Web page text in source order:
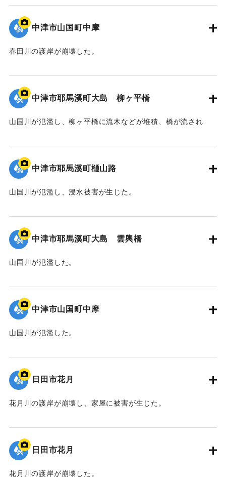
｜固有コード:09922043
中津市山国町中摩
春田川の護岸が崩壊した。
｜固有コード:09922042
中津市耶馬溪町大島 柳ヶ平橋
山国川が氾濫し、柳ヶ平橋に流木などが堆積、橋が流され
｜固有コード:
中津市耶馬溪町樋山路
山国川が氾濫し、浸水被害が生じた。
｜固有コード:09922040
中津市耶馬溪町大島 雲輿橋
山国川が氾濫した。
｜固有コード:09922039
中津市山国町中摩
山国川が氾濫した。
｜固有コード:09922038
日田市花月
花月川の護岸が崩壊し、家屋に被害が生じた。
｜固有コード:09922037
日田市花月
花月川の護岸が崩壊した。